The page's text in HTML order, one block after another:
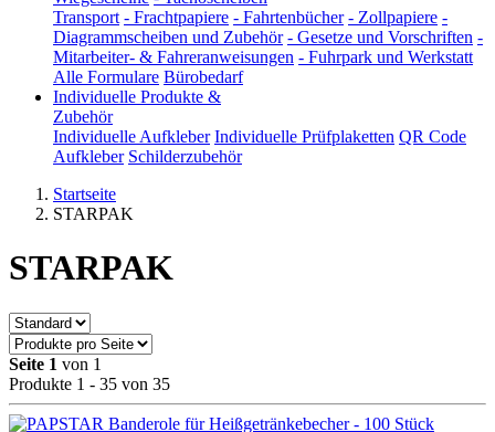
Transport - Frachtpapiere - Fahrtenbücher - Zollpapiere -
Diagrammscheiben und Zubehör - Gesetze und Vorschriften -
Mitarbeiter- & Fahreranweisungen - Fuhrpark und Werkstatt
Alle Formulare Bürobedarf
Individuelle Produkte &
Zubehör
Individuelle Aufkleber Individuelle Prüfplaketten QR Code
Aufkleber Schilderzubehör
Startseite
STARPAK
STARPAK
Seite 1 von 1
Produkte 1 - 35 von 35